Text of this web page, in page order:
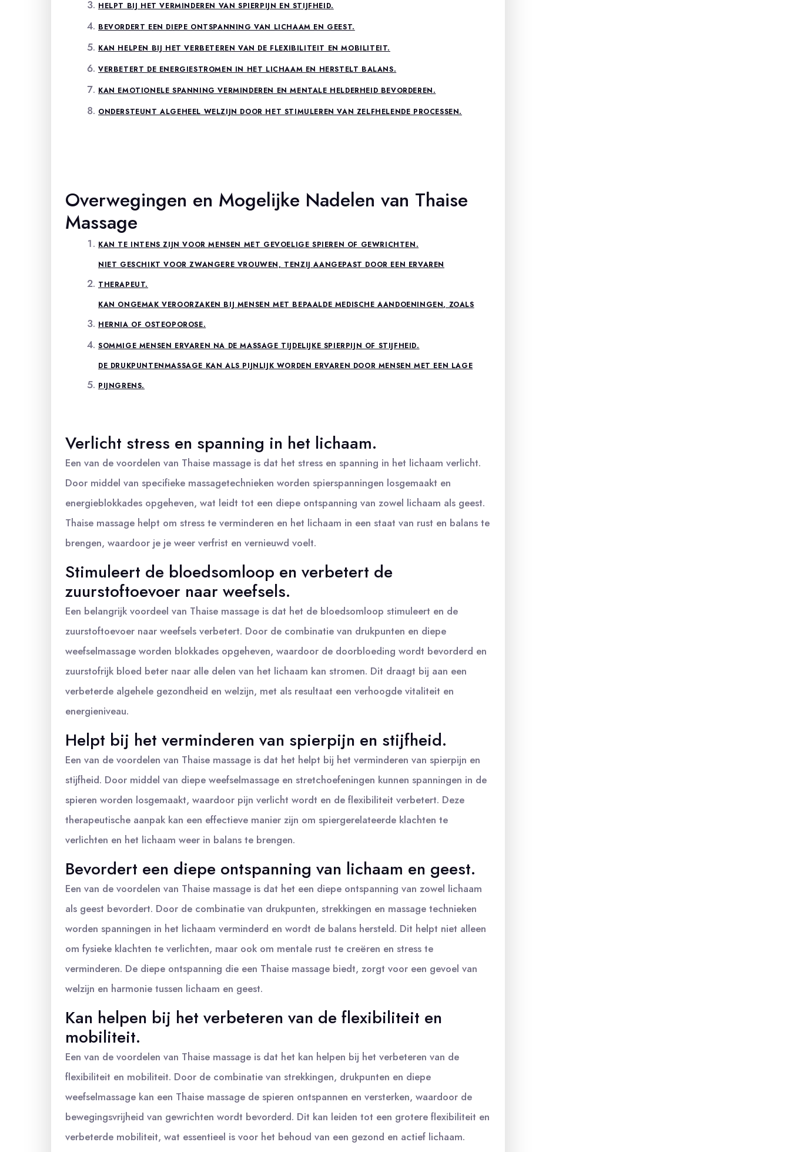
HELPT BIJ HET VERMINDEREN VAN SPIERPIJN EN STIJFHEID.
BEVORDERT EEN DIEPE ONTSPANNING VAN LICHAAM EN GEEST.
KAN HELPEN BIJ HET VERBETEREN VAN DE FLEXIBILITEIT EN MOBILITEIT.
VERBETERT DE ENERGIESTROMEN IN HET LICHAAM EN HERSTELT BALANS.
KAN EMOTIONELE SPANNING VERMINDEREN EN MENTALE HELDERHEID BEVORDEREN.
ONDERSTEUNT ALGEHEEL WELZIJN DOOR HET STIMULEREN VAN ZELFHELENDE PROCESSEN.
Overwegingen en Mogelijke Nadelen van Thaise
Massage
KAN TE INTENS ZIJN VOOR MENSEN MET GEVOELIGE SPIEREN OF GEWRICHTEN.
NIET GESCHIKT VOOR ZWANGERE VROUWEN, TENZIJ AANGEPAST DOOR EEN ERVAREN
THERAPEUT.
KAN ONGEMAK VEROORZAKEN BIJ MENSEN MET BEPAALDE MEDISCHE AANDOENINGEN, ZOALS
HERNIA OF OSTEOPOROSE.
SOMMIGE MENSEN ERVAREN NA DE MASSAGE TIJDELIJKE SPIERPIJN OF STIJFHEID.
DE DRUKPUNTENMASSAGE KAN ALS PIJNLIJK WORDEN ERVAREN DOOR MENSEN MET EEN LAGE
PIJNGRENS.
Verlicht stress en spanning in het lichaam.
Een van de voordelen van Thaise massage is dat het stress en spanning in het lichaam verlicht.
Door middel van specifieke massagetechnieken worden spierspanningen losgemaakt en
energieblokkades opgeheven, wat leidt tot een diepe ontspanning van zowel lichaam als geest.
Thaise massage helpt om stress te verminderen en het lichaam in een staat van rust en balans te
brengen, waardoor je je weer verfrist en vernieuwd voelt.
Stimuleert de bloedsomloop en verbetert de
zuurstoftoevoer naar weefsels.
Een belangrijk voordeel van Thaise massage is dat het de bloedsomloop stimuleert en de
zuurstoftoevoer naar weefsels verbetert. Door de combinatie van drukpunten en diepe
weefselmassage worden blokkades opgeheven, waardoor de doorbloeding wordt bevorderd en
zuurstofrijk bloed beter naar alle delen van het lichaam kan stromen. Dit draagt bij aan een
verbeterde algehele gezondheid en welzijn, met als resultaat een verhoogde vitaliteit en
energieniveau.
Helpt bij het verminderen van spierpijn en stijfheid.
Een van de voordelen van Thaise massage is dat het helpt bij het verminderen van spierpijn en
stijfheid. Door middel van diepe weefselmassage en stretchoefeningen kunnen spanningen in de
spieren worden losgemaakt, waardoor pijn verlicht wordt en de flexibiliteit verbetert. Deze
therapeutische aanpak kan een effectieve manier zijn om spiergerelateerde klachten te
verlichten en het lichaam weer in balans te brengen.
Bevordert een diepe ontspanning van lichaam en geest.
Een van de voordelen van Thaise massage is dat het een diepe ontspanning van zowel lichaam
als geest bevordert. Door de combinatie van drukpunten, strekkingen en massage technieken
worden spanningen in het lichaam verminderd en wordt de balans hersteld. Dit helpt niet alleen
om fysieke klachten te verlichten, maar ook om mentale rust te creëren en stress te
verminderen. De diepe ontspanning die een Thaise massage biedt, zorgt voor een gevoel van
welzijn en harmonie tussen lichaam en geest.
Kan helpen bij het verbeteren van de flexibiliteit en
mobiliteit.
Een van de voordelen van Thaise massage is dat het kan helpen bij het verbeteren van de
flexibiliteit en mobiliteit. Door de combinatie van strekkingen, drukpunten en diepe
weefselmassage kan een Thaise massage de spieren ontspannen en versterken, waardoor de
bewegingsvrijheid van gewrichten wordt bevorderd. Dit kan leiden tot een grotere flexibiliteit en
verbeterde mobiliteit, wat essentieel is voor het behoud van een gezond en actief lichaam.